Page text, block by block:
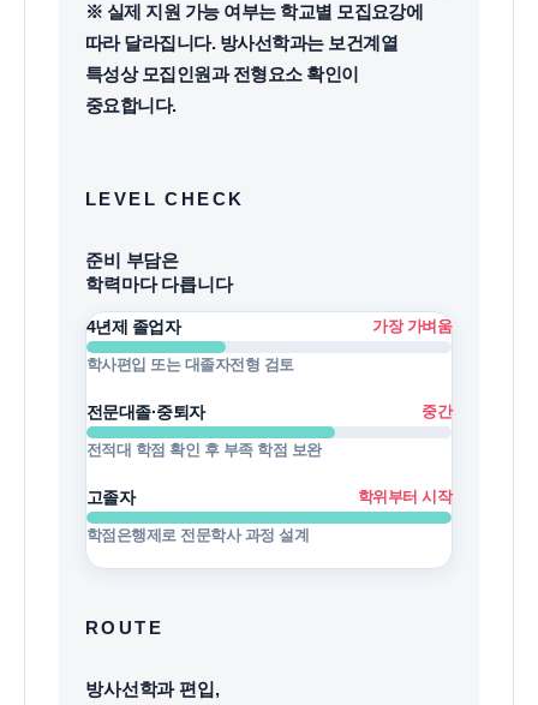
※ 실제 지원 가능 여부는 학교별 모집요강에
따라 달라집니다. 방사선학과는 보건계열
특성상 모집인원과 전형요소 확인이
중요합니다.
LEVEL CHECK
준비 부담은
학력마다 다릅니다
4년제 졸업자 가장 가벼움
학사편입 또는 대졸자전형 검토
전문대졸·중퇴자 중간
전적대 학점 확인 후 부족 학점 보완
고졸자 학위부터 시작
학점은행제로 전문학사 과정 설계
ROUTE
방사선학과 편입,